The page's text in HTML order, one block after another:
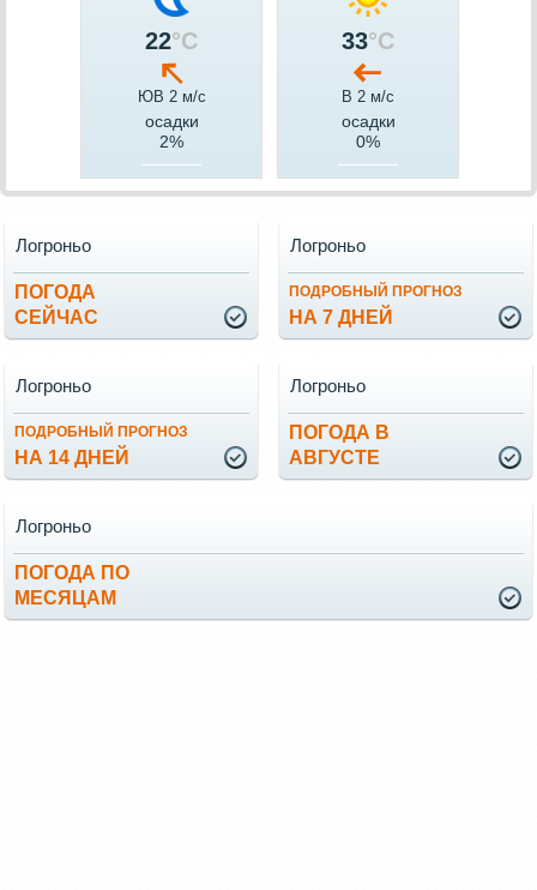
22°C
ЮВ 2 м/c
осадки
2%
33°C
В 2 м/c
осадки
0%
ПОГОДА
СЕЙЧАС
Логроньо
ПОДРОБНЫЙ ПРОГНОЗ
НА 7 ДНЕЙ
Логроньо
ПОДРОБНЫЙ ПРОГНОЗ
НА 14 ДНЕЙ
Логроньо
ПОГОДА В
АВГУСТЕ
Логроньо
ПОГОДА ПО
МЕСЯЦАМ
Логроньо